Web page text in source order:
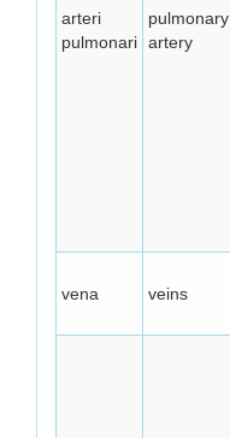
arteri
pulmonari
pulmonary
artery
vena veins